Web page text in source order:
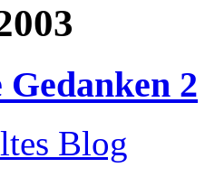
2
Blog